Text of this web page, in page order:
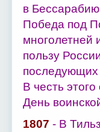
в
Победа под
многолетней
пользу
последующих
В честь
День
1807 - В